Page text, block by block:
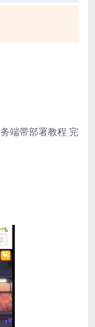
端带部署教程 完